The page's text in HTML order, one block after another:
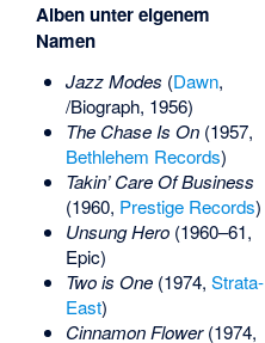
Alben unter eigenem
Namen
Jazz Modes (Dawn,
/Biograph, 1956)
The Chase Is On(1957,
Bethlehem Records)
Takin’ Care Of Business
(1960, Prestige Records)
Unsung Hero(1960–61,
Epic)
Two is One(1974, Strata-
East)
Cinnamon Flower(1974,